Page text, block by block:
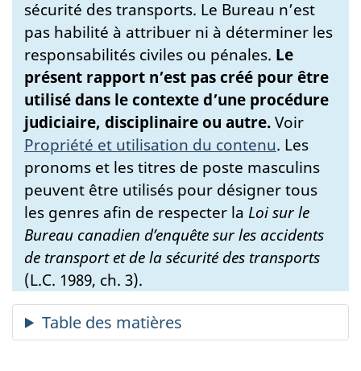
sécurité des transports. Le Bureau n’est
pas habilité à attribuer ni à déterminer les
responsabilités civiles ou pénales. Le
présent rapport n’est pas créé pour être
utilisé dans le contexte d’une procédure
judiciaire, disciplinaire ou autre.Voir
Propriété et utilisation du contenu. Les
pronoms et les titres de poste masculins
peuvent être utilisés pour désigner tous
les genres afin de respecter la Loi sur le
Bureau canadien d’enquête sur les accidents
de transport et de la sécurité des transports
(L.C. 1989, ch. 3).